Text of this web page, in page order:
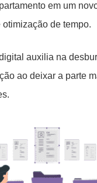
em um
de tempo.
auxilia na
ao deixar a parte